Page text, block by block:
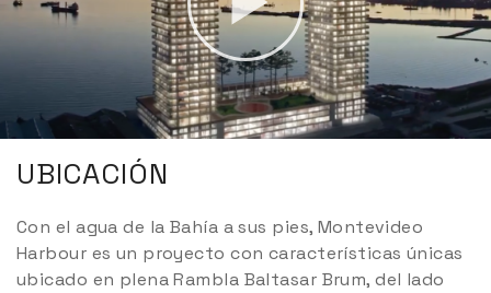
UBICACIÓN
Con el agua de la Bahía a sus pies, Montevideo
Harbour es un proyecto con características únicas
ubicado en plena Rambla Baltasar Brum, del lado